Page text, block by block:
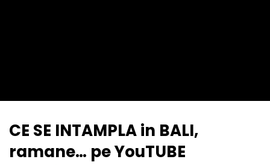
CE SE INTAMPLA in BALI,
ramane… pe YouTUBE